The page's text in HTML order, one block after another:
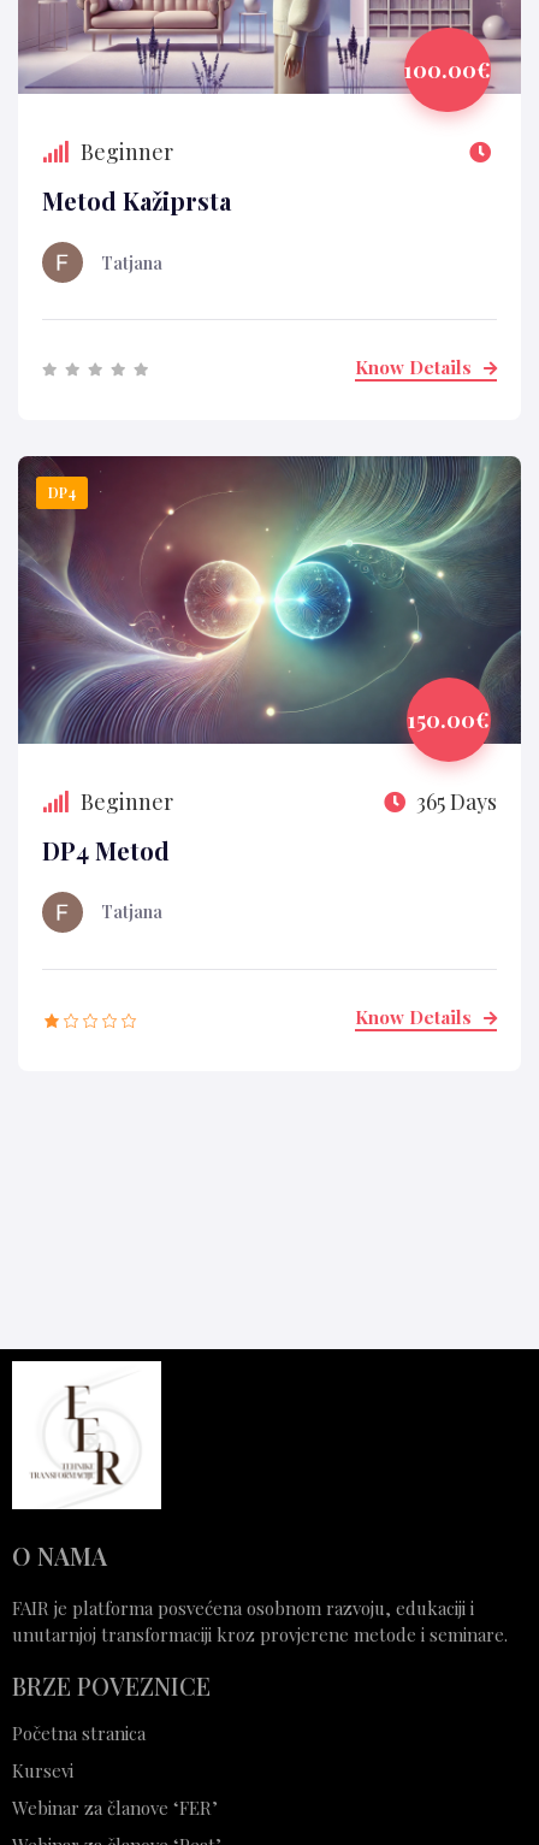
100.00€
Beginner
Metod Kažiprsta
Tatjana
Know Details
150.00€
DP4
Beginner 365 Days
DP4 Metod
Tatjana
Know Details
O NAMA
FAIR je platforma posvećena osobnom razvoju, edukaciji i
unutarnjoj transformaciji kroz provjerene metode i seminare.
BRZE POVEZNICE
Početna stranica
Kursevi
Webinar za članove ‘FER’